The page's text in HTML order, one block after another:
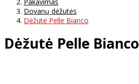
Dovanų dėžutės
Dėžutė Pelle Bianco
Dėžutė Pelle Bianco